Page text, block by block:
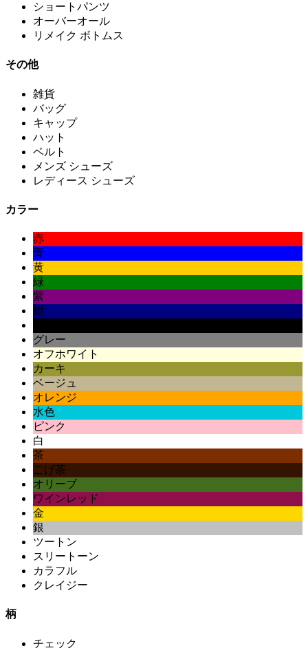
ショートパンツ
オーバーオール
リメイク ボトムス
その他
雑貨
バッグ
キャップ
ハット
ベルト
メンズ シューズ
レディース シューズ
カラー
赤
青
黄
緑
紫
紺
グレー
オフホワイト
カーキ
ベージュ
オレンジ
水色
ピンク
白
茶
こげ茶
オリーブ
ワインレッド
金
銀
ツートン
スリートーン
カラフル
クレイジー
柄
チェック